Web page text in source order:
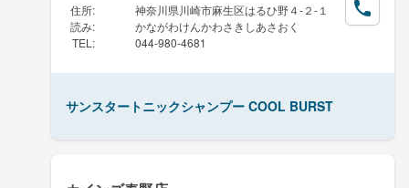
住所:
神奈川県川崎市麻生区はるひ野４-２-１
読み:
かながわけんかわさきしあさおく
TEL : 044-980-4681
サンスタートニックシャンプー COOL BURST